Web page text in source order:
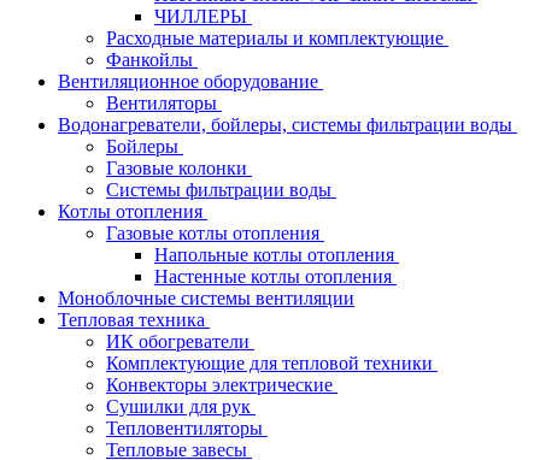
ЧИЛЛЕРЫ
Расходные материалы и комплектующие
Фанкойлы
Вентиляционное оборудование
Вентиляторы
Водонагреватели, бойлеры, системы фильтрации воды
Бойлеры
Газовые колонки
Системы фильтрации воды
Котлы отопления
Газовые котлы отопления
Напольные котлы отопления
Настенные котлы отопления
Моноблочные системы вентиляции
Тепловая техника
ИК обогреватели
Комплектующие для тепловой техники
Конвекторы электрические
Сушилки для рук
Тепловентиляторы
Тепловые завесы